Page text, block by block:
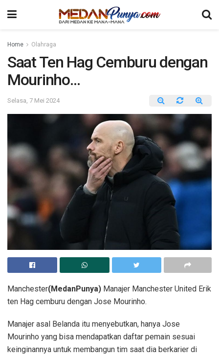
Home Olahraga
Saat Ten Hag Cemburu dengan
Mourinho…
Selasa, 7 Mei 2024
Manchester(MedanPunya) Manajer Manchester United Erik
ten Hag cemburu dengan Jose Mourinho.
Manajer asal Belanda itu menyebutkan, hanya Jose
Mourinho yang bisa mendapatkan daftar pemain sesuai
keinginannya untuk membangun tim saat dia berkarier di